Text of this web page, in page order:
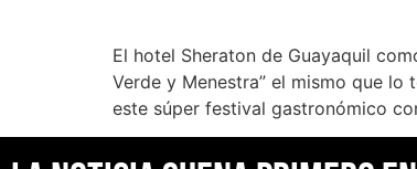
El hotel Sheraton de Guayaquil
Verde y Menestra” el mismo que
este súper festival gastronómico